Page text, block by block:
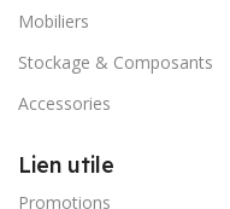
Mobiliers
Stockage & Composants
Accessories
Lien utile
Promotions